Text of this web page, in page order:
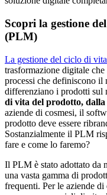
Scopri la gestione
(PLM)
La gestione del ciclo di
trasformazione digitale
processi che definiscono
differenziano i prodotti sul
di vita del prodotto, dalla
aziende di cosmesi, il
prodotto deve essere
Sostanzialmente il PLM
fare e come lo faremo?
Il PLM è stato adottato da
una vasta gamma di
frequenti. Per le aziende di